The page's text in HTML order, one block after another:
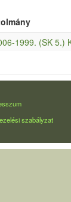
1999. (SK 5.)
szabályzat